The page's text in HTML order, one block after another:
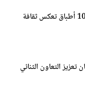
أشهر الأكلات الصومالية 10 أطباق تعكس ثقافة
التعاون الثنائي